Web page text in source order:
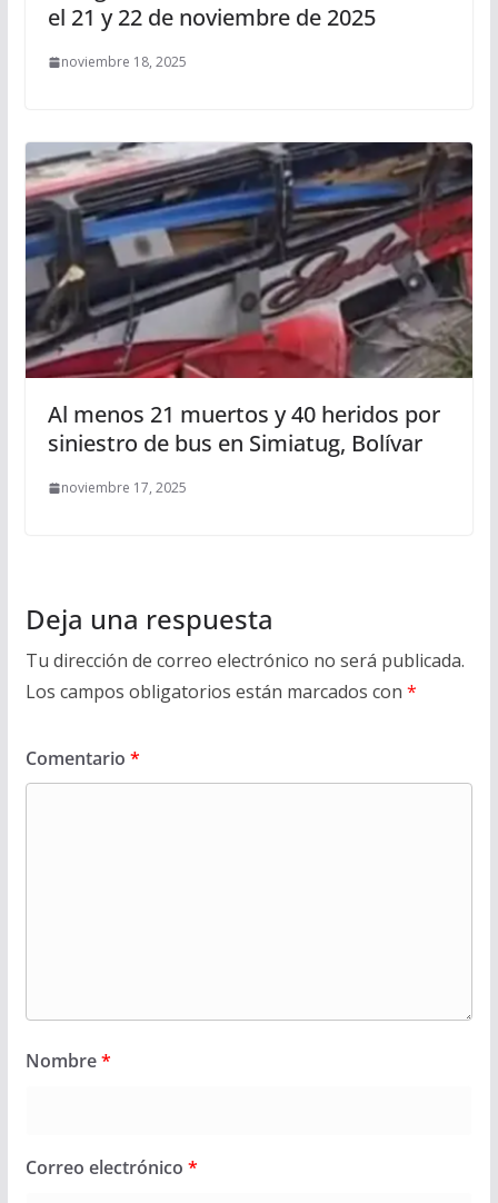
el 21 y 22 de noviembre de 2025
noviembre 18, 2025
Al menos 21 muertos y 40 heridos por
siniestro de bus en Simiatug, Bolívar
noviembre 17, 2025
Deja una respuesta
Tu dirección de correo electrónico no será publicada.
Los campos obligatorios están marcados con *
Comentario *
Nombre*
Correo electrónico *